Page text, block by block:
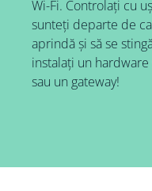
Wi-Fi. Controlați cu
sunteți departe de
aprindă și să se
instalați un
sau un gateway!